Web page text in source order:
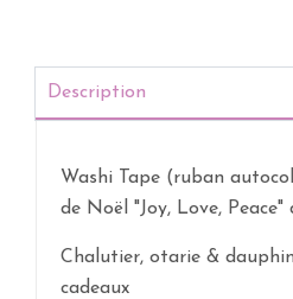
Description
Washi Tape (ruban
de Noël "Joy, Love, Peace"
Chalutier, otarie &
cadeaux